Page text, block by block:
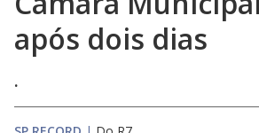
após dois dias
.